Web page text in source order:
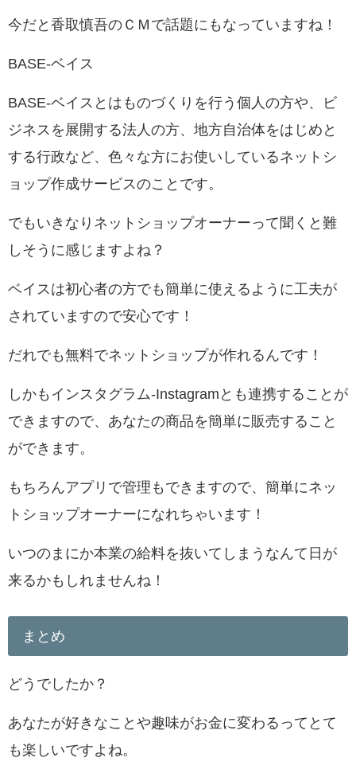
今だと香取慎吾のＣＭで話題にもなっていますね！
BASE-ベイス
BASE-ベイスとはものづくりを行う個人の方や、ビ
ジネスを展開する法人の方、地方自治体をはじめと
する行政など、色々な方にお使いしているネットシ
ョップ作成サービスのことです。
でも いきなりネットショップオーナーって聞くと難
しそうに感じますよね？
ベイスは初心者の方でも簡単に使えるように工夫が
されていますので安心です！
だれでも無料でネットショップが作れるんです！
しかも インスタグラム-Instagramとも連携することが
できますので、あなたの商品を簡単に販売すること
ができます。
もちろんアプリで管理もできますので、簡単にネッ
トショップオーナーになれちゃいます！
いつのまにか本業の給料を抜いてしまうなんて日が
来るかもしれませんね！
まとめ
どうでしたか？
あなたが好きなことや趣味がお金に変わるってとて
も楽しいですよね。